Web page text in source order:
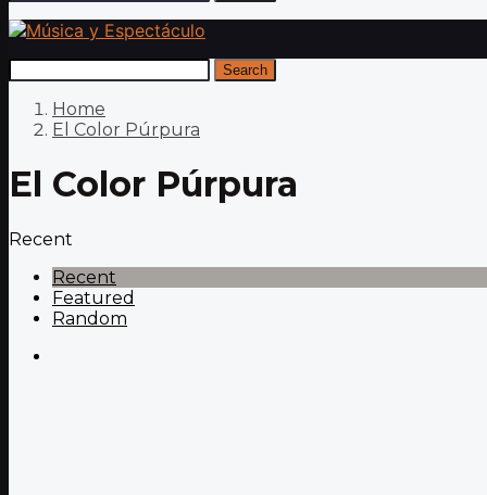
Search
Home
El Color Púrpura
El Color Púrpura
Recent
Recent
Featured
Random